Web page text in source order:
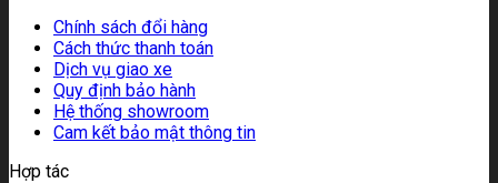
Chính sách đổi hàng
Cách thức thanh toán
Dịch vụ giao xe
Quy định bảo hành
Hệ thống showroom
Cam kết bảo mật thông tin
Hợp tác